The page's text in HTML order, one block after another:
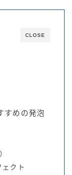
CLOSE
すめの発泡
クト